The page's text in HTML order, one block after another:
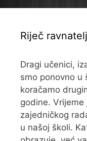
Riječ
Dragi učenici,
smo ponovno u
koračamo
godine.
zajedničkog
u našoj školi.